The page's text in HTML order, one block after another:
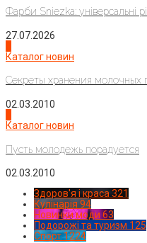
Фарби Sniezka: універсальні
27.07.2026
Каталог новин
Секреты хранения молочных
02.03.2010
Каталог новин
Пусть молодежь порадуется
02.03.2010
Здоров'я і краса 321
Кулінарія 94
Новинки моди 63
Подорожі та туризм 125
Спорт1224